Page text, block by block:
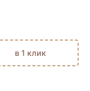
в 1 клик